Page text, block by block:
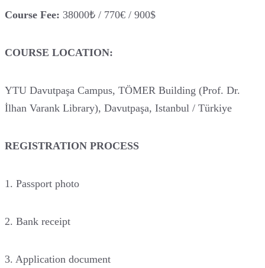
Course Fee: 38000₺ / 770€ / 900$
COURSE LOCATION:
YTU Davutpaşa Campus, TÖMER Building (Prof. Dr.
İlhan Varank Library), Davutpaşa, Istanbul / Türkiye
REGISTRATION PROCESS
1. Passport photo
2. Bank receipt
3. Application document